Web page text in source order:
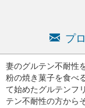
プロ
妻のグルテン不耐性
粉の焼き菓子を食べ
て始めたグルテンフ
テン不耐性の方から